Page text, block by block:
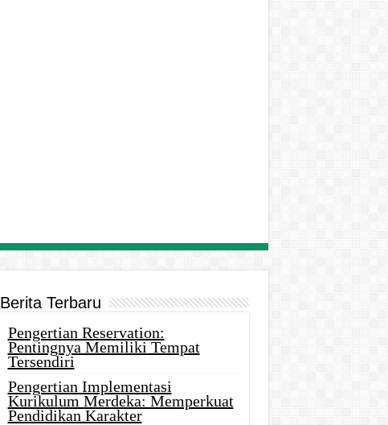
Berita Terbaru
Pengertian Reservation:
Pentingnya Memiliki Tempat
Tersendiri
Pengertian Implementasi
Kurikulum Merdeka: Memperkuat
Pendidikan Karakter